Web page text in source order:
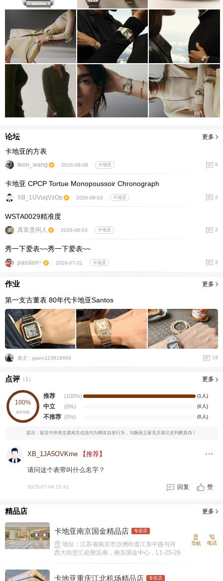
论坛 更多
卡地亚的方表
leon_wang 2026-08-08 卡地亚 6
卡地亚 CPCP Tortue Monopoussoir Chronograph
XB_1UVuqVzOp 2026-08-03 卡地亚 2
WSTA0029精准度
真富贵闲人 2026-08-03 卡地亚 2
秀一下爱表~~秀一下爱表~~
passion~ 2026-07-31 卡地亚 3
作业 更多
第一支古董表 80年代卡地亚Santos
表主：jason113818868 19
点评（ 1 ） 更多
100%
推荐指数
推荐 (100%) (1人)
中立 (0%) (0人)
不推荐 (0%) (0人)
提示：留言中所有交易相关信息均为网友自发行为，与腕表之家无关请注意判断真伪！
XB_1JA5OVKme 【推荐】
请问这个表带叫什么名字？
2025-07-04 15:41 回复 赞
精品店 更多
卡地亚南京国金精品店 专卖店
地址：江苏省南京市沙洲街道江东中路与河
西大街交汇处附近南，南京国金中心，L1-25-26
导航 电话
卡地亚重庆江北机场精品店 专卖店